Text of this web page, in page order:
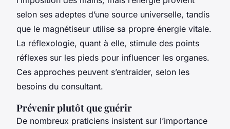
selon ses adeptes d’une source universelle, tandis
que le magnétiseur utilise sa propre énergie vitale.
La réflexologie, quant à elle, stimule des points
réflexes sur les pieds pour influencer les organes.
Ces approches peuvent s’entraider, selon les
besoins du consultant.
Prévenir plutôt que guérir
De nombreux praticiens insistent sur l’importance